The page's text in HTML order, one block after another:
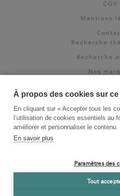
À propos des cookies sur ce
En cliquant sur « Accepter tous les
l’utilisation de cookies essentiels au
améliorer et personnaliser le contenu.
En savoir plus
Paramètres des
Tout
CGV
Mentions
Recherche
Recherche
Nos
Espace
La Vie des